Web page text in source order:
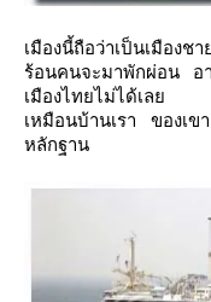
เมืองนี้ถือว่าเป็นเมือง
ร้อนคนจะมาพักผ่อน
เมืองไทยไม่ได้เลย ช
เหมือนบ้านเรา ของเข
หลักฐาน